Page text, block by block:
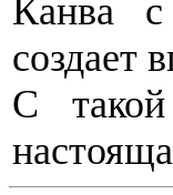
Канва с
создает
С